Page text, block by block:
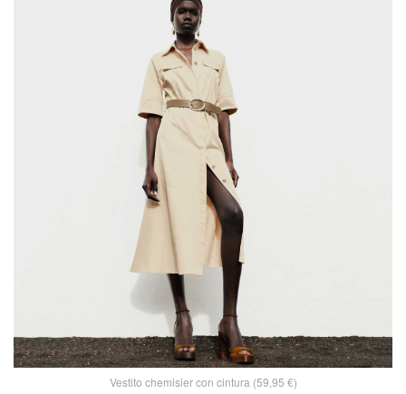
Vestito chemisier con cintura (59,95 €)